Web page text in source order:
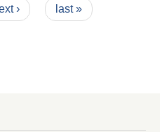
› last »